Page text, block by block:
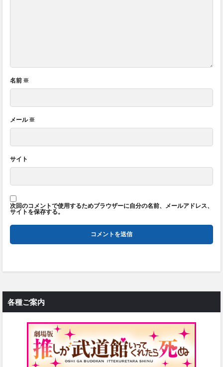
名前 ※
メール※
サイト
次回のコメントで使用するためブラウザーに自分の名前、メールアドレス、
サイトを保存する。
各種ご案内